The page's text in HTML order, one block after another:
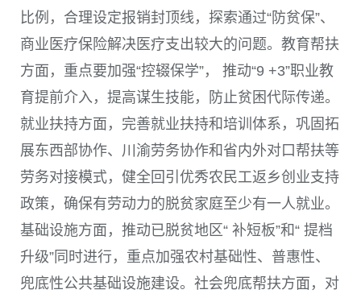
比例，合理设定报销封顶线，探索通过“防贫保”、
商业医疗保险解决医疗支出较大的问题。教育帮扶
方面，重点要加强“控辍保学”， 推动“9 +3”职业教
育提前介入，提高谋生技能，防止贫困代际传递。
就业扶持方面，完善就业扶持和培训体系，巩固拓
展东西部协作、川渝劳务协作和省内外对口帮扶等
劳务对接模式，健全回引优秀农民工返乡创业支持
政策，确保有劳动力的脱贫家庭至少有一人就业。
基础设施方面，推动已脱贫地区“ 补短板”和“ 提档
升级”同时进行，重点加强农村基础性、普惠性、
兜底性公共基础设施建设。社会兜底帮扶方面，对